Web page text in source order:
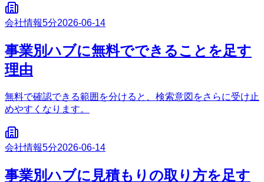
会社情報5分2026-06-14
事業別ハブに無料でできることを足す
理由
無料で確認できる範囲を分けると、検索意図をさらに受け止
めやすくなります。
会社情報5分2026-06-14
事業別ハブに見積もりの取り方を足す